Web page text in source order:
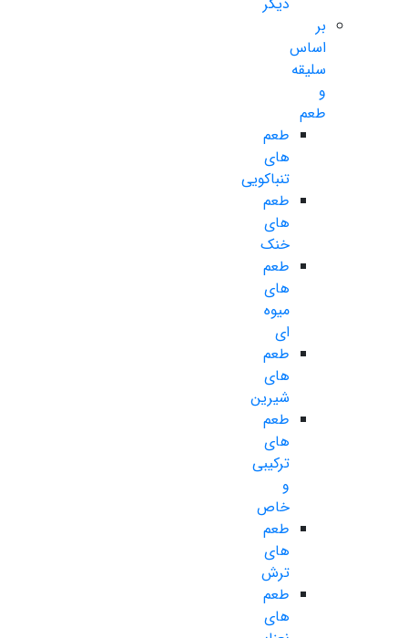
بر
اساس
سلیقه
و
طعم
طعم
های
تنباکویی
طعم
های
خنک
طعم
های
میوه
ای
طعم
های
شیرین
طعم
های
ترکیبی
و
خاص
طعم
های
ترش
طعم
های